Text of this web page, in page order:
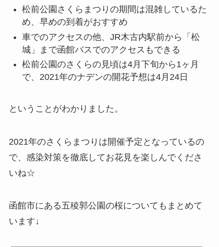
松前公園さくらまつりの期間は混雑しているた
め、早めの到着がおすすめ
車でのアクセスの他、JR木古内駅前から「松
城」まで函館バスでのアクセスもできる
松前公園のさくらの見頃は4月下旬から1ヶ月
で、2021年のナデンの開花予想は4月24日
ということがわかりました。
2021年のさくらまつりは開催予定となっているの
で、感染対策を徹底してお花見を楽しんでくださ
いね☆
函館市にある五稜郭公園の桜についてもまとめて
います↓